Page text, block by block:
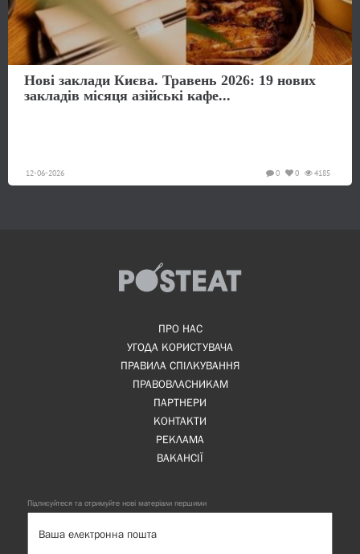
Нові заклади Києва. Травень 2026: 19 нових
закладів місяця азійські кафе...
12-06-2026 4185
0
0
ПРО НАС
УГОДА КОРИСТУВАЧА
ПРАВИЛА СПІЛКУВАННЯ
ПРАВОВЛАСНИКАМ
ПАРТНЕРИ
КОНТАКТИ
РЕКЛАМА
ВАКАНСІЇ
Підписуйтеся та отримуйте нові матеріали першими